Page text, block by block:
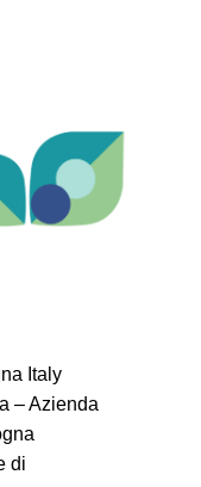
Italy
– Azienda
di